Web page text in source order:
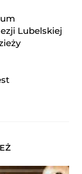
Lubelskiej